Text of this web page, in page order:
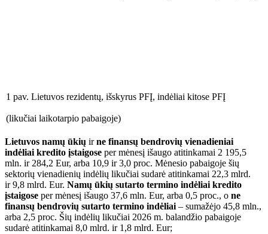
1 pav. Lietuvos rezidentų, išskyrus PFĮ, indėliai kitose PFĮ
(likučiai laikotarpio pabaigoje)
Lietuvos namų ūkių irne finansų bendrovių vienadieniai
indėliai kredito įstaigose per mėnesį išaugo atitinkamai 2 195,5
mln. ir 284,2 Eur, arba 10,9 ir 3,0 proc. Mėnesio pabaigoje šių
sektorių vienadienių indėlių likučiai sudarė atitinkamai 22,3 mlrd.
ir 9,8 mlrd. Eur. Namų ūkių sutarto termino indėliai kredito
įstaigose per mėnesį išaugo 37,6 mln. Eur, arba 0,5 proc., o ne
finansų bendrovių sutarto termino indėliai– sumažėjo 45,8 mln.,
arba 2,5 proc. Šių indėlių likučiai 2026 m. balandžio pabaigoje
sudarė atitinkamai 8,0 mlrd. ir 1,8 mlrd. Eur;